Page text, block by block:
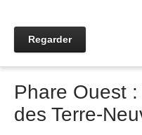
Regarder
Phare Ouest
des Terre-